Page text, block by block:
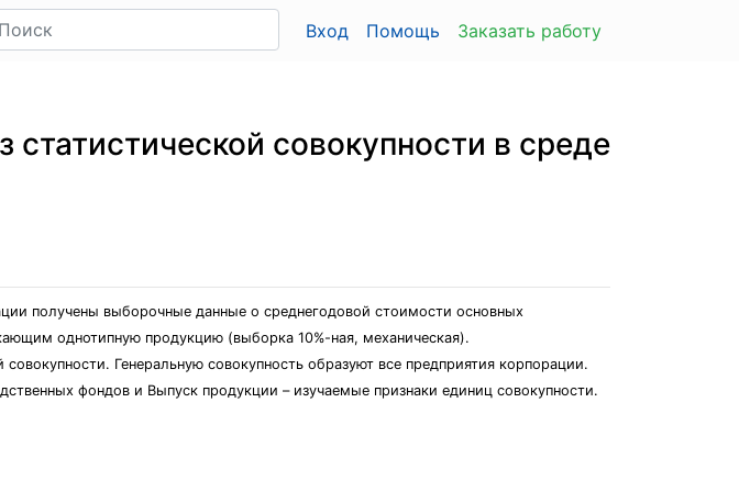
Вход Помощь Заказать работу
совокупности в среде
получены выборочные данные о среднегодовой стоимости основных
однотипную продукцию (выборка 10%-ная, механическая).
Генеральную совокупность образуют все предприятия корпорации.
фондов и Выпуск продукции – изучаемые признаки единиц совокупности.